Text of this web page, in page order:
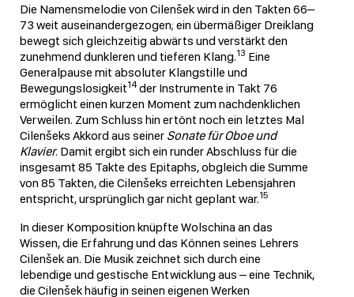
Die Namensmelodie von Cilenšek wird in den Takten 66–
73 weit auseinandergezogen; ein übermäßiger Dreiklang
bewegt sich gleichzeitig abwärts und verstärkt den
zunehmend dunkleren und tieferen Klang.13 Eine
Generalpause mit absoluter Klangstille und
Bewegungslosigkeit14 der Instrumente in Takt 76
ermöglicht einen kurzen Moment zum nachdenklichen
Verweilen. Zum Schluss hin ertönt noch ein letztes Mal
Cilenšeks Akkord aus seiner Sonate für Oboe und
Klavier. Damit ergibt sich ein runder Abschluss für die
insgesamt 85 Takte des Epitaphs, obgleich die Summe
von 85 Takten, die Cilenšeks erreichten Lebensjahren
entspricht, ursprünglich gar nicht geplant war.15
In dieser Komposition knüpfte Wolschina an das
Wissen, die Erfahrung und das Können seines Lehrers
Cilenšek an. Die Musik zeichnet sich durch eine
lebendige und gestische Entwicklung aus – eine Technik,
die Cilenšek häufig in seinen eigenen Werken